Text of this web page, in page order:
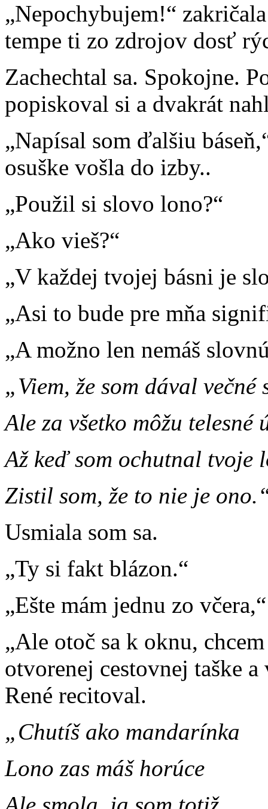
„Nepochybujem!“
tempe ti zo zdrojov dosť
Zachechtal sa. Spokojne.
popiskoval si a dvakrát
„Napísal som ďalšiu
osuške vošla do izby..
„Použil si slovo lono?“
„Ako vieš?“
„V každej tvojej básni je
„Asi to bude pre mňa
„A možno len nemáš
„Viem, že som dával večné
Ale za všetko môžu telesné
Až keď som ochutnal tvoje
Zistil som, že to nie je
Usmiala som sa.
„Ty si fakt blázon.“
„Ešte mám jednu zo
„Ale otoč sa k oknu,
otvorenej cestovnej taške
René recitoval.
„Chutíš ako mandarínka
Lono zas máš horúce